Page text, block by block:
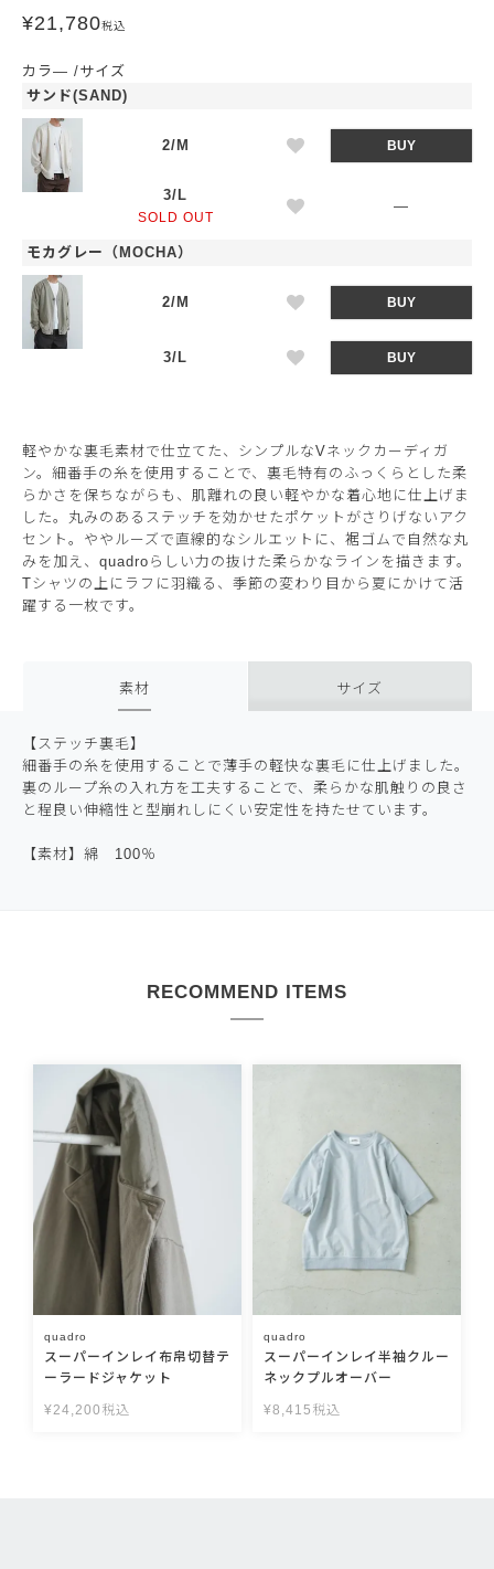
¥21,780税込
カラ―
サイズ
サンド(SAND)
2/M BUY
3/L
SOLD OUT
—
モカグレー（MOCHA）
2/M BUY
3/L BUY
軽やかな裏毛素材で仕立てた、シンプルなVネックカーディガ
ン。細番手の糸を使用することで、裏毛特有のふっくらとした柔
らかさを保ちながらも、肌離れの良い軽やかな着心地に仕上げま
した。丸みのあるステッチを効かせたポケットがさりげないアク
セント。ややルーズで直線的なシルエットに、裾ゴムで自然な丸
みを加え、quadroらしい力の抜けた柔らかなラインを描きます。
Tシャツの上にラフに羽織る、季節の変わり目から夏にかけて活
躍する一枚です。
素材 サイズ
【ステッチ裏毛】
細番手の糸を使用することで薄手の軽快な裏毛に仕上げました。
裏のループ糸の入れ方を工夫することで、柔らかな肌触りの良さ
と程良い伸縮性と型崩れしにくい安定性を持たせています。
【素材】綿 100％
RECOMMEND ITEMS
quadro
スーパーインレイ布帛切替テ
ーラードジャケット
¥24,200 税込
quadro
スーパーインレイ半袖クルー
ネックプルオーバー
¥8,415 税込